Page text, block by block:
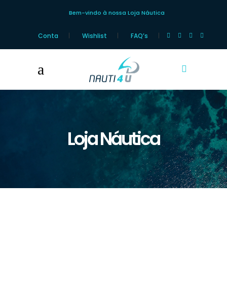
Bem-vindo à nossa Loja Náutica
Conta Wishlist FAQ’s
Loja Náutica